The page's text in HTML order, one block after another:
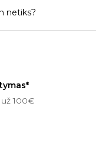
netiks?
100€